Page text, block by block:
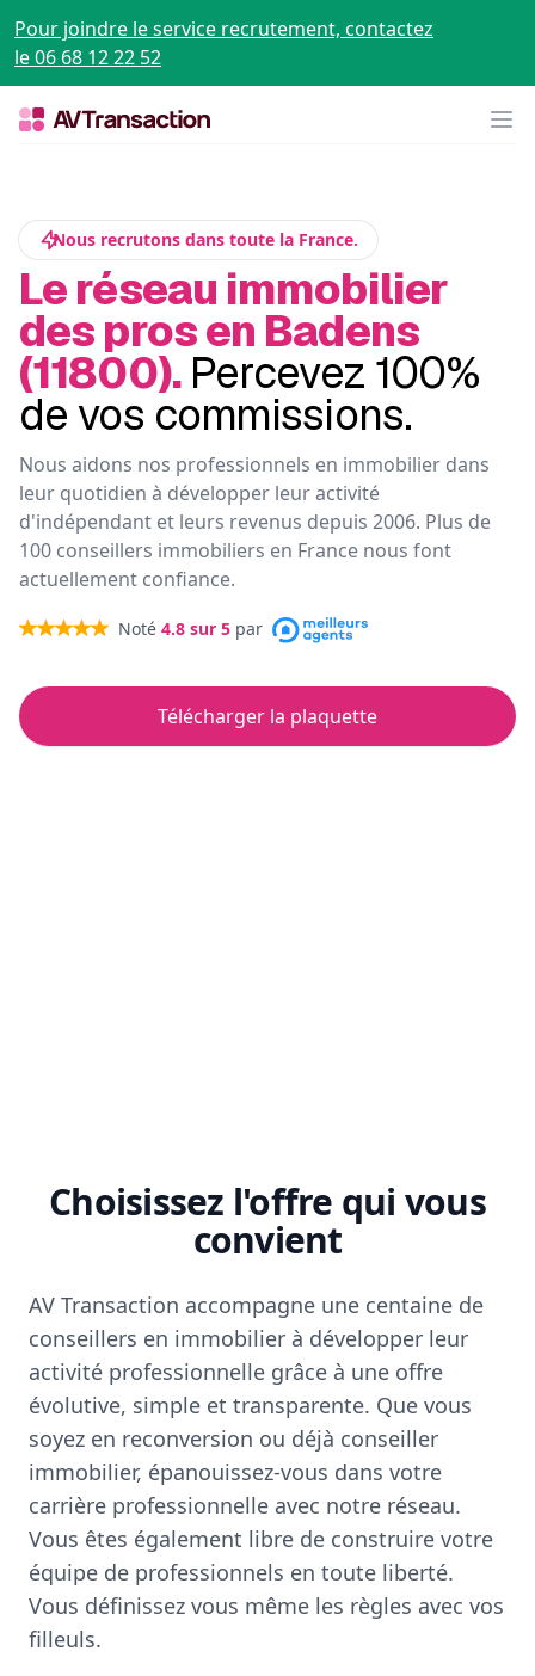
Pour joindre le service recrutement, contactez
le 06 68 12 22 52
Nous recrutons dans toute la France.
Le réseau immobilier
des pros en Badens
(11800). Percevez 100%
de vos commissions.
Nous aidons nos professionnels en immobilier dans
leur quotidien à développer leur activité
d'indépendant et leurs revenus depuis 2006. Plus de
100 conseillers immobiliers en France nous font
actuellement confiance.
Noté 4.8 sur 5 par
Télécharger la plaquette
Choisissez l'offre qui vous
convient
AV Transaction accompagne une centaine de
conseillers en immobilier à développer leur
activité professionnelle grâce à une offre
évolutive, simple et transparente. Que vous
soyez en reconversion ou déjà conseiller
immobilier, épanouissez-vous dans votre
carrière professionnelle avec notre réseau.
Vous êtes également libre de construire votre
équipe de professionnels en toute liberté.
Vous définissez vous même les règles avec vos
filleuls.